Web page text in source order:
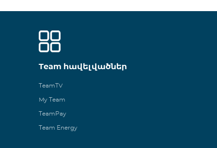
Team հավելվածներ
TeamTV
My Team
TeamPay
Team Energy